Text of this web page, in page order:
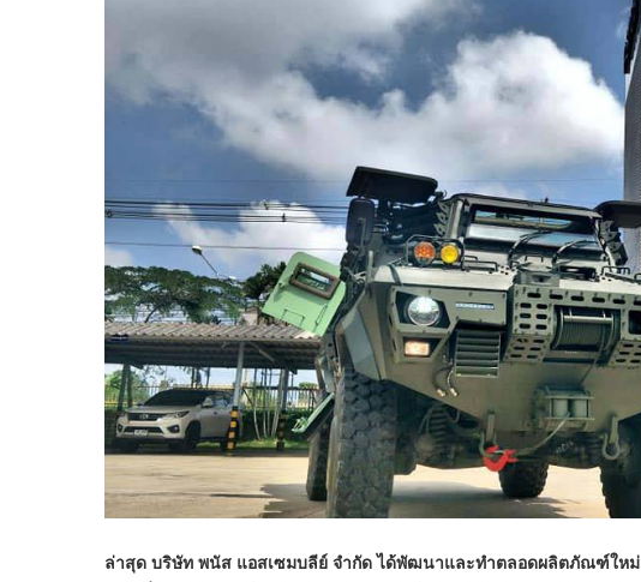
ล่าสุด บริษัท พนัส แอสเซมบลีย์ จำกัด ได้พัฒนาและทำตลอดผลิตภัณฑ์ใหม่